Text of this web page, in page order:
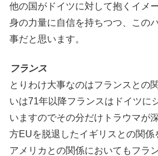
他の国がドイツに対して抱くイメ
身の力量に自信を持ちつつ、この
事だと思います。
フランス
とりわけ大事なのはフランスとの
いは71年以降フランスはドイツに
いますのでその分だけトラウマが
方EUを脱退したイギリスとの関係
アメリカとの関係においてもフラ